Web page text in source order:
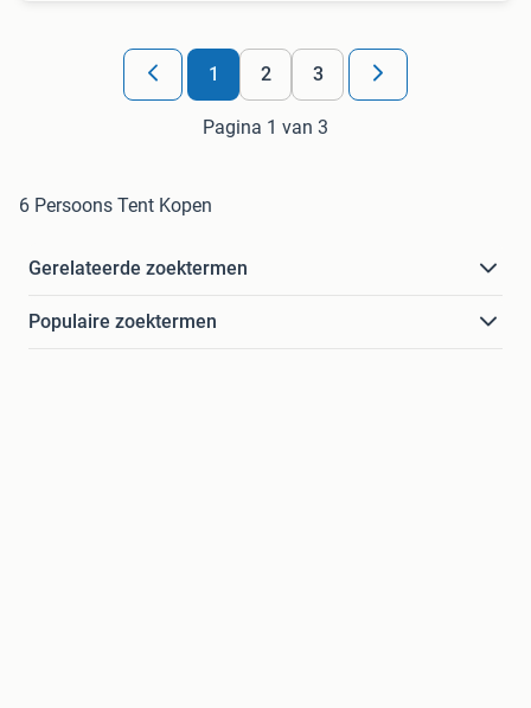
1 2 3
Pagina 1 van 3
6 Persoons Tent Kopen
Gerelateerde zoektermen
Populaire zoektermen